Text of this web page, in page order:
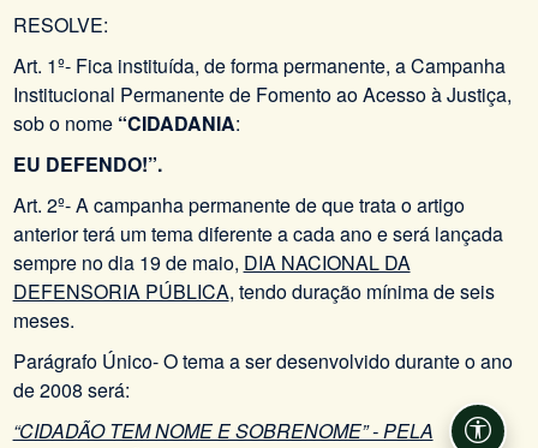
RESOLVE:
Art. 1º- Fica instituída, de forma permanente, a Campanha
Institucional Permanente de Fomento ao Acesso à Justiça,
sob o nome “CIDADANIA:
EU DEFENDO!”.
Art. 2º- A campanha permanente de que trata o artigo
anterior terá um tema diferente a cada ano e será lançada
sempre no dia 19 de maio, DIA NACIONAL DA
DEFENSORIA PÚBLICA, tendo duração mínima de seis
meses.
Parágrafo Único- O tema a ser desenvolvido durante o ano
de 2008 será:
“CIDADÃO TEM NOME E SOBRENOME” - PELA